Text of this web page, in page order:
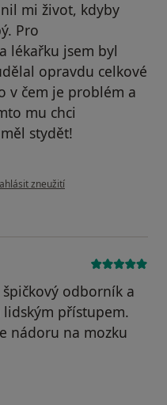
mi život, kdyby
Pro
lékařku jsem byl
opravdu celkové
v čem je problém a
mu chci
stydět!
názoru uživatele Váš účet byl
zneužití
odborník a
lidským přístupem.
nádoru na mozku
Váš účet byl odstraněn